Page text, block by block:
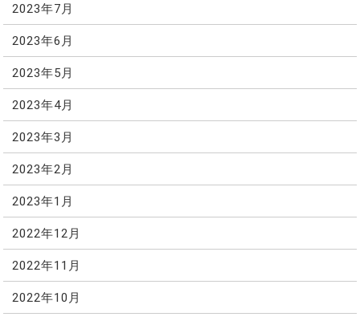
2023年7月
2023年6月
2023年5月
2023年4月
2023年3月
2023年2月
2023年1月
2022年12月
2022年11月
2022年10月